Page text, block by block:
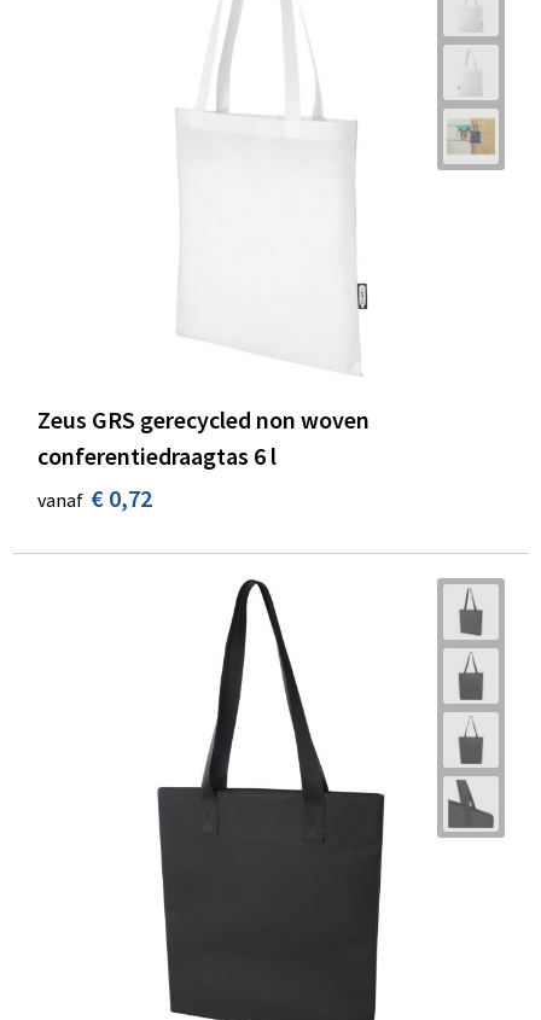
Zeus GRS gerecycled non woven
conferentiedraagtas 6 l
vanaf € 0,72